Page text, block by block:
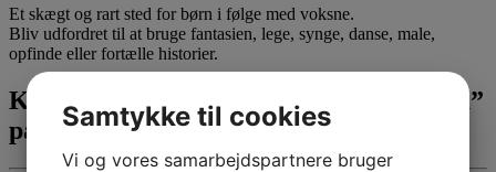
Et skægt og rart sted for børn i følge med voksne.
Bliv udfordret til at bruge fantasien, lege, synge, danse, male,
opfinde eller fortælle historier.
Kulturaftale “De små synger med de grå”
på Birketoft Plejecenter Aulum.
Samtykke til cookies
Vi og vores samarbejdspartnere bruger